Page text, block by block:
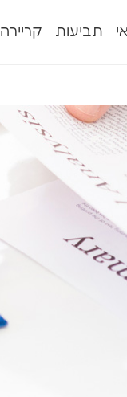
תביעות קריירה